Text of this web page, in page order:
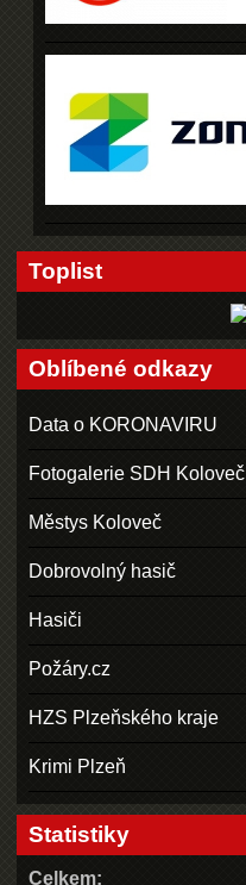
Toplist
Oblíbené odkazy
Data o KORONAVIRU
Fotogalerie SDH Koloveč
Městys Koloveč
Dobrovolný hasič
Hasiči
Požáry.cz
HZS Plzeňského kraje
Krimi Plzeň
Statistiky
Celkem: